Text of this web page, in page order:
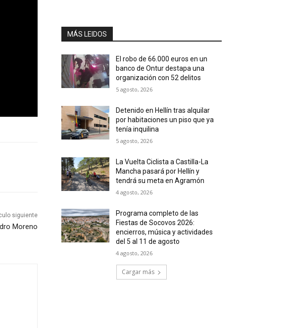
siguiente
Moreno
MÁS LEIDOS
El robo de 66.000 euros en un
banco de Ontur destapa una
organización con 52 delitos
5 agosto, 2026
Detenido en Hellín tras alquilar
por habitaciones un piso que ya
tenía inquilina
5 agosto, 2026
La Vuelta Ciclista a Castilla-La
Mancha pasará por Hellín y
tendrá su meta en Agramón
4 agosto, 2026
Programa completo de las
Fiestas de Socovos 2026:
encierros, música y actividades
del 5 al 11 de agosto
4 agosto, 2026
Cargar más